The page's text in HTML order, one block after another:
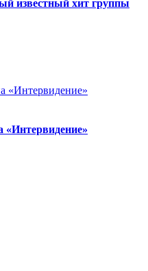
известный хит группы
«Интервидение»